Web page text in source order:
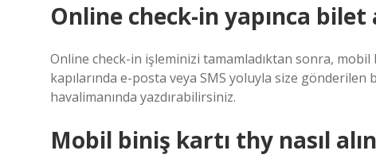
Online check-in yapınca
Online check-in işleminizi tamamladıktan sonra,
kapılarında e-posta veya SMS yoluyla size
havalimanında yazdırabilirsiniz.
Mobil biniş kartı thy nasıl